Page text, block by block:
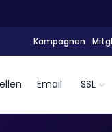
Kampagnen
Email SSL